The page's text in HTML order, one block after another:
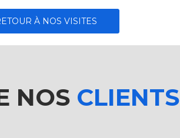
À NOS VISITES
NOS CLIENTS